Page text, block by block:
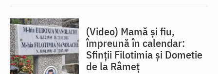
(Video) Mamă și fiu,
împreună în calendar:
Sfinții Filotimia și Dometie
de la Râmeț